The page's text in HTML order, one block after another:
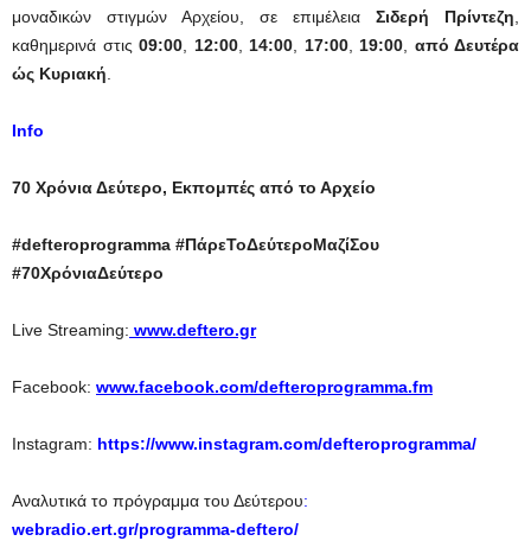
μοναδικών στιγμών Αρχείου, σε επιμέλεια Σιδερή Πρίντεζη
καθημερινά στις 09:00 12:00, 14:00 17:00, 19:00
από Δευτέρα
ώς Κυριακή
Info
70 Χρόνια Δεύτερο, Εκπομπές από το Αρχείο
#defteroprogramma #ΠάρεΤοΔεύτεροΜαζίΣου
#70ΧρόνιαΔεύτερο
Live Streaming: www.deftero.gr
Facebook: www.facebook.com/defteroprogramma.fm
Instagram: https://www.instagram.com/defteroprogramma/
Αναλυτικά το πρόγραμμα του Δεύτερου:
webradio.ert.gr/programma-deftero/